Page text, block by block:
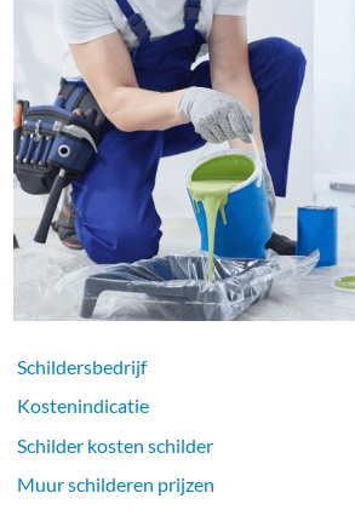
Schildersbedrijf
Kostenindicatie
Schilder kosten schilder
Muur schilderen prijzen